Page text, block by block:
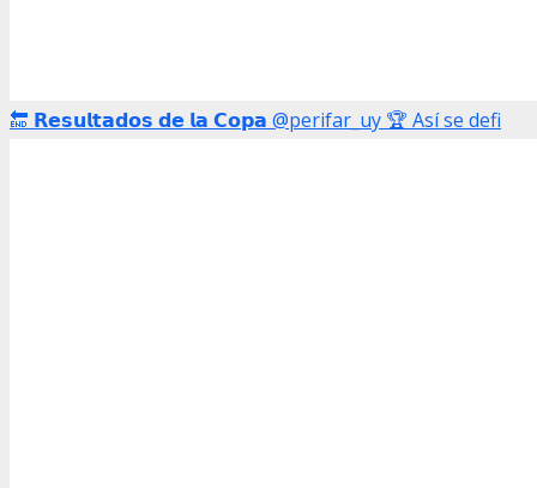
🔚 𝗥𝗲𝘀𝘂𝗹𝘁𝗮𝗱𝗼𝘀 𝗱𝗲 𝗹𝗮 𝗖𝗼𝗽𝗮 @perifar_uy 🏆 Así se defi